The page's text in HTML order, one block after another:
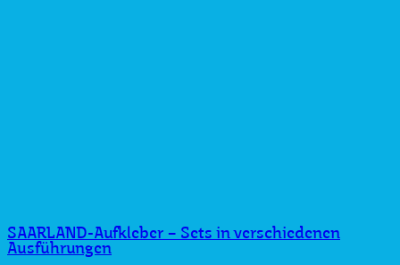
SAARLAND-Aufkleber – Sets in verschiedenen
Ausführungen